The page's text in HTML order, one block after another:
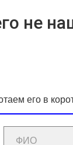
не
его в